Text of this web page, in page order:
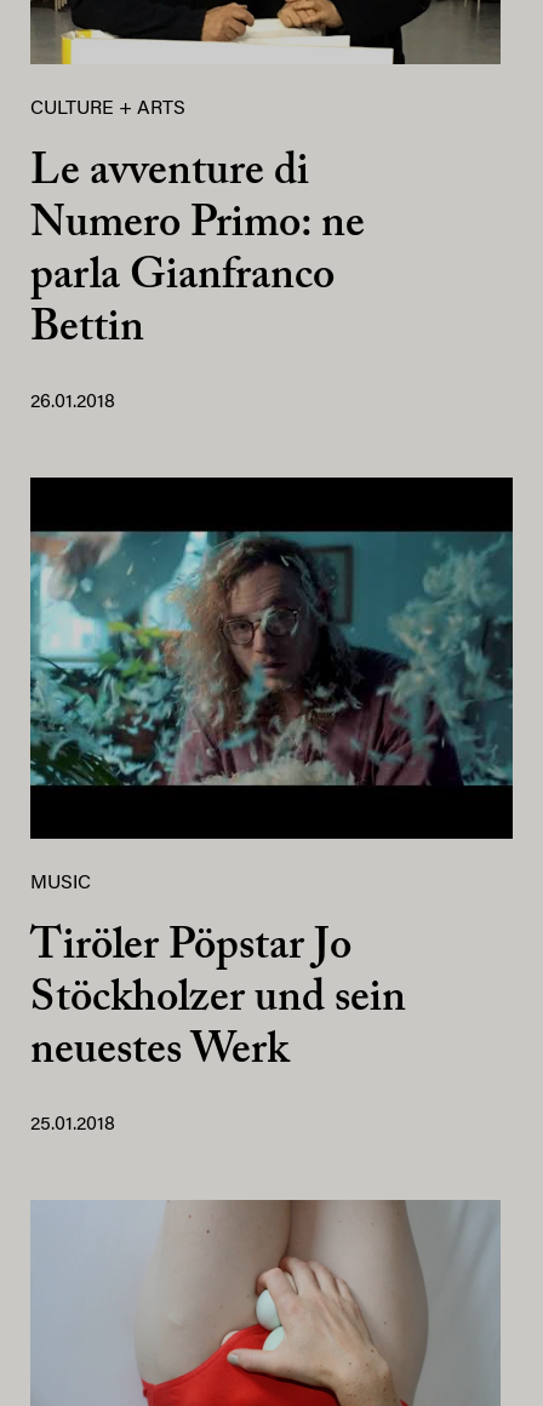
CULTURE + ARTS
Le avventure di
Numero Primo: ne
parla Gianfranco
Bettin
26.01.2018
MUSIC
Tiröler Pöpstar Jo
Stöckholzer und sein
neuestes Werk
25.01.2018